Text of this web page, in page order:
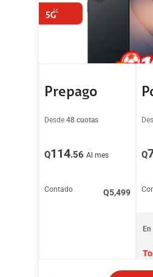
Prepago
Desde 48 cuotas
Q114.56 Al mes
Contado Q5,499
Q